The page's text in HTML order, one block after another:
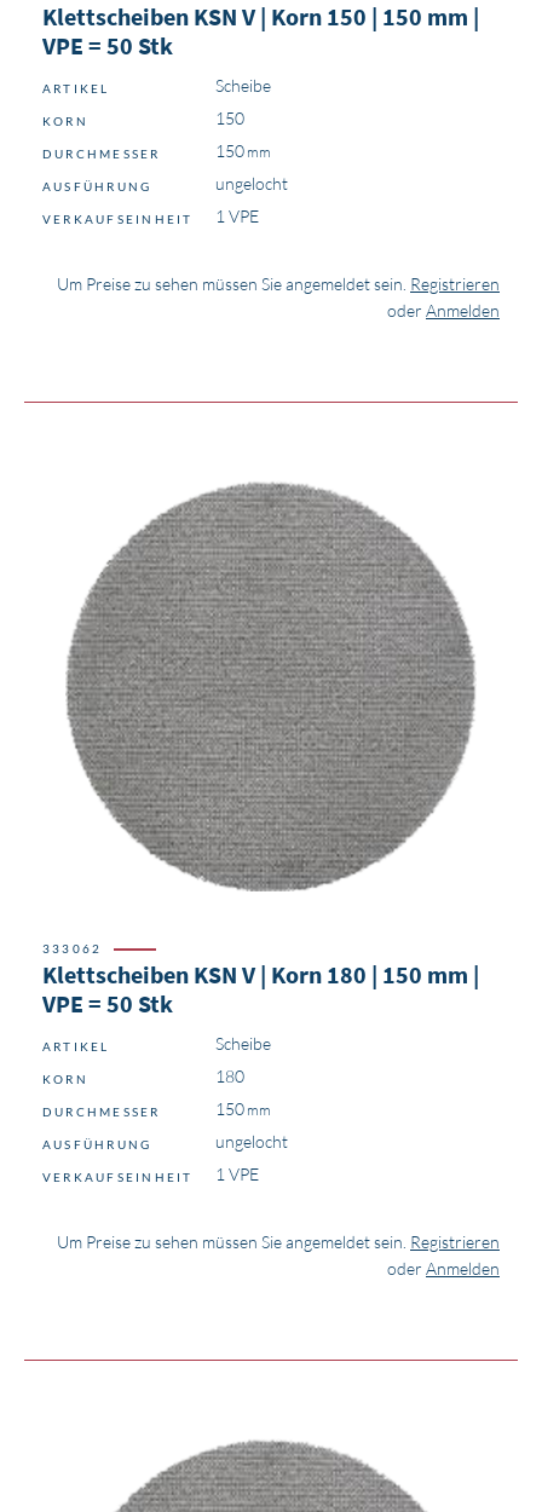
Klettscheiben KSN V | Korn 150 | 150 mm |
VPE = 50 Stk
ARTIKEL Scheibe
KORN 150
DURCHMESSER 150
AUSFÜHRUNG ungelocht
VERKAUFSEINHEIT 1 VPE
Um Preise zu sehen müssen Sie angemeldet sein. Registrieren
oder Anmelden
333062
Klettscheiben KSN V | Korn 180 | 150 mm |
VPE = 50 Stk
ARTIKEL Scheibe
KORN 180
DURCHMESSER 150
AUSFÜHRUNG ungelocht
VERKAUFSEINHEIT 1 VPE
Um Preise zu sehen müssen Sie angemeldet sein. Registrieren
oder Anmelden